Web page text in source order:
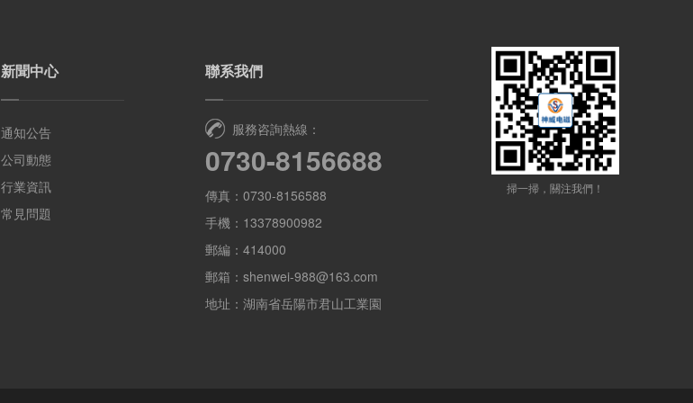
新聞中心
通知公告
公司動態
行業資訊
常見問題
聯系我們
服務咨詢熱線：
0730-8156688
傳真：0730-8156588
手機：13378900982
郵編：414000
郵箱：shenwei-988@163.com
地址：湖南省岳陽市君山工業園
掃一掃，關注我們！